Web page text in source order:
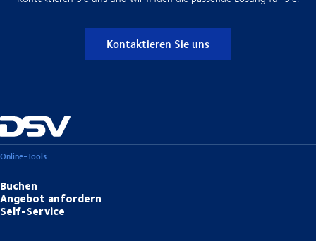
Kontaktieren Sie uns
Online-Tools
Buchen
Angebot anfordern
Self-Service